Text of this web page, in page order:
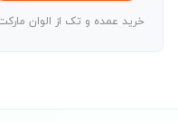
خرید عمده و تک از الوان